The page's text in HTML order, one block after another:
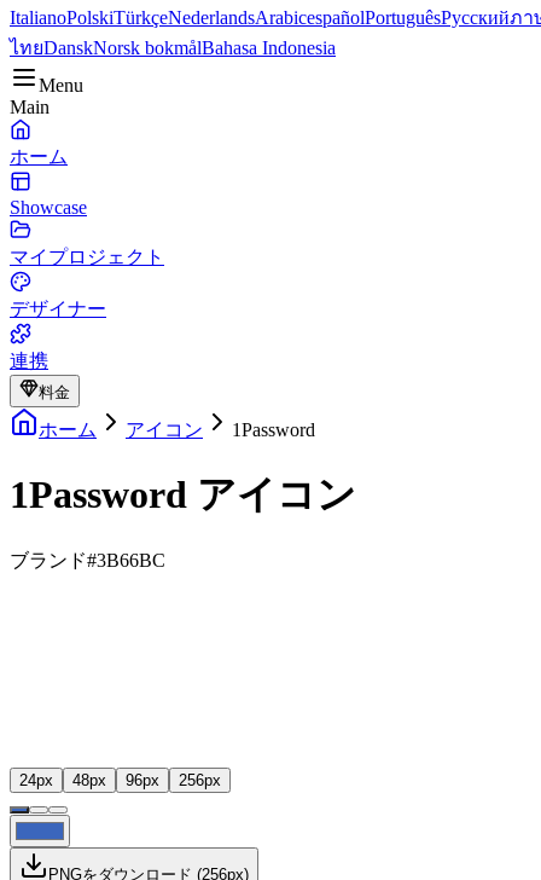
ItalianoPolskiTürkçeNederlandsArabicespañolPortuguêsРусскийภา
ไทยDanskNorsk bokmålBahasa Indonesia
Menu
Main
ホーム
Showcase
マイプロジェクト
デザイナー
連携
料金
ホーム アイコン 1Password
1Password アイコン
ブランド#3B66BC
24px 48px 96px 256px
PNGをダウンロード (256px)